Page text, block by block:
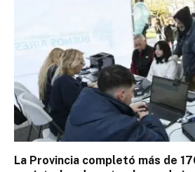
La Provincia completó más de